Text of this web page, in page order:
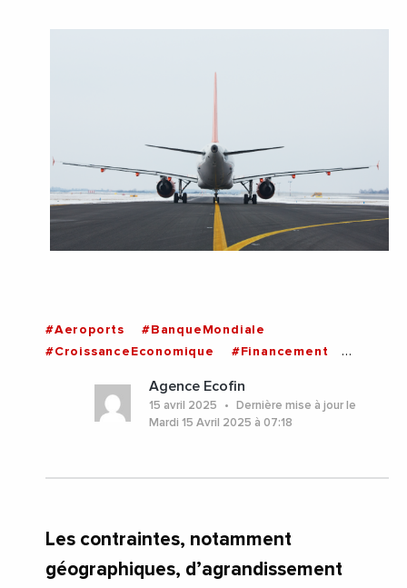
#Aeroports
#BanqueMondiale
#CroissanceEconomique
#Financement
Agence Ecofin
15 avril 2025
Dernière mise à jour le
Mardi 15 Avril 2025 à 07:18
Les contraintes, notamment
géographiques, d’agrandissement